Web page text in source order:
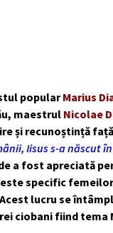
popularMarius
maestrul Nicolae
și recunoștință
Iisus s-a născut
a fost apreciată
specific
lucru se
ciobani fiind tema